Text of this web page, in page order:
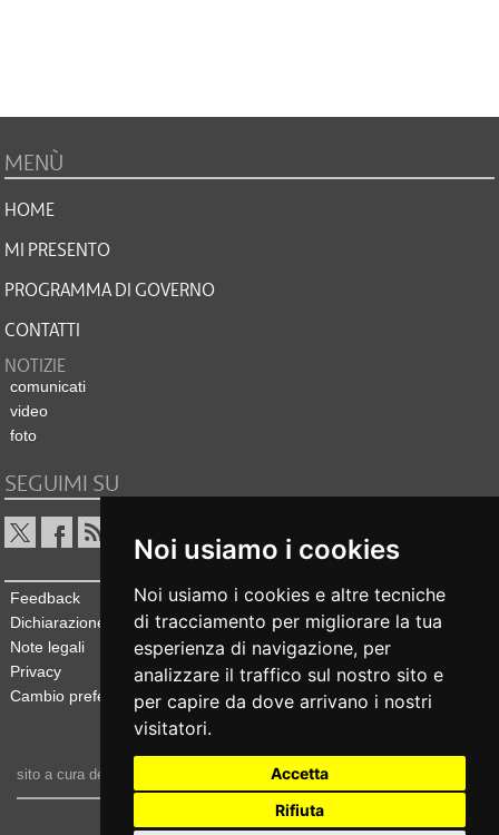
Noi usiamo i cookies
Noi usiamo i cookies e altre tecniche
di tracciamento per migliorare la tua
esperienza di navigazione, per
analizzare il traffico sul nostro sito e
per capire da dove arrivano i nostri
visitatori.
Accetta
Rifiuta
MENÙ
HOME
MI PRESENTO
PROGRAMMA DI GOVERNO
CONTATTI
NOTIZIE
comunicati
video
foto
SEGUIMI SU
Feedback
Dichiarazione di accessibilità
Note legali
Privacy
Cambio preferenze cookie
sito a cura dell' Ufficio stampa e comunicazione